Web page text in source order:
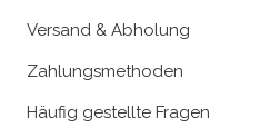
Versand & Abholung
Zahlungsmethoden
Häufig gestellte Fragen